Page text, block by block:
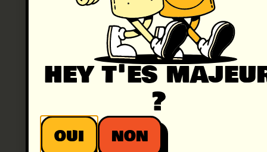
inspirées
des années
60, avec du
pur jus
pressé,
deux fois
hey t'es
?
OUI NON